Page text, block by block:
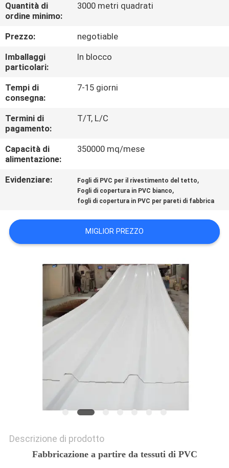
CONTATTICI
RICHIEDA
UNA
CITAZIONE
MAPPA
DEL
SITO
PRIVACY
Quantità di
ordine minimo:
3000 metri quadrati
Prezzo:
negotiable
Imballaggi
particolari:
In blocco
Tempi di
consegna:
7-15 giorni
Termini di
pagamento:
T/T, L/C
Capacità di
alimentazione:
350000 mq/mese
Evidenziare: Fogli di PVC per il rivestimento del tetto,
Fogli di copertura in PVC bianco,
fogli di copertura in PVC per pareti di fabbrica
MIGLIOR PREZZO
Descrizione di prodotto
Fabbricazione a partire da tessuti di PVC